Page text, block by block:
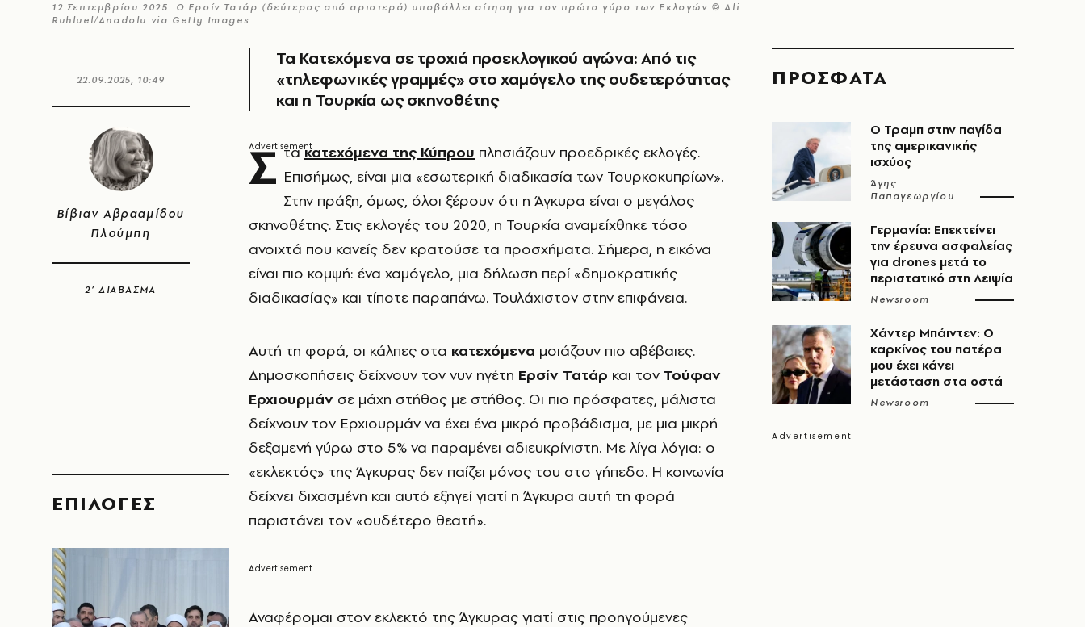
12 Σεπτεμβρίου 2025. Ο Ερσίν Τατάρ (δεύτερος από αριστερά) υποβάλλει αίτηση για τον πρώτο γύρο των Εκλογών © Ali
Ruhluel/Anadolu via Getty Images
22.09.2025, 10:49
Βίβιαν Αβρααμίδου
Πλούμπη
2’ ΔΙΑΒΑΣΜΑ
EΠΙΛΟΓΈΣ
Τα Κατεχόμενα σε τροχιά προεκλογικού αγώνα: Από τις
«τηλεφωνικές γραμμές» στο χαμόγελο της ουδετερότητας
και η Τουρκία ως σκηνοθέτης
Σ τακατεχόμενα της Κύπρου πλησιάζουν προεδρικές εκλογές.
Επισήμως, είναι μια «εσωτερική διαδικασία των Τουρκοκυπρίων».
Στην πράξη, όμως, όλοι ξέρουν ότι η Άγκυρα είναι ο μεγάλος
σκηνοθέτης. Στις εκλογές του 2020, η Τουρκία αναμείχθηκε τόσο
ανοιχτά που κανείς δεν κρατούσε τα προσχήματα. Σήμερα, η εικόνα
είναι πιο κομψή: ένα χαμόγελο, μια δήλωση περί «δημοκρατικής
διαδικασίας» και τίποτε παραπάνω. Τουλάχιστον στην επιφάνεια.
Αυτή τη φορά, οι κάλπες στα κατεχόμενα μοιάζουν πιο αβέβαιες.
Δημοσκοπήσεις δείχνουν τον νυν ηγέτη Ερσίν Τατάρ και τον Τούφαν
Ερχιουρμάν σε μάχη στήθος με στήθος. Οι πιο πρόσφατες, μάλιστα
δείχνουν τον Ερχιουρμάν να έχει ένα μικρό προβάδισμα, με μια μικρή
δεξαμενή γύρω στο 5% να παραμένει αδιευκρίνιστη. Με λίγα λόγια: ο
«εκλεκτός» της Άγκυρας δεν παίζει μόνος του στο γήπεδο. Η κοινωνία
δείχνει διχασμένη και αυτό εξηγεί γιατί η Άγκυρα αυτή τη φορά
παριστάνει τον «ουδέτερο θεατή».
Αναφέρομαι στον εκλεκτό της Άγκυρας γιατί στις προηγούμενες
ΠΡΟΣΦΑΤΑ
Ο Τραμπ στην παγίδα
της αμερικανικής
ισχύος
Άγης
Παπαγεωργίου
Γερμανία: Επεκτείνει
την έρευνα ασφαλείας
για drones μετά το
περιστατικό στη Λειψία
Newsroom
Χάντερ Μπάιντεν: Ο
καρκίνος του πατέρα
μου έχει κάνει
μετάσταση στα οστά
Newsroom